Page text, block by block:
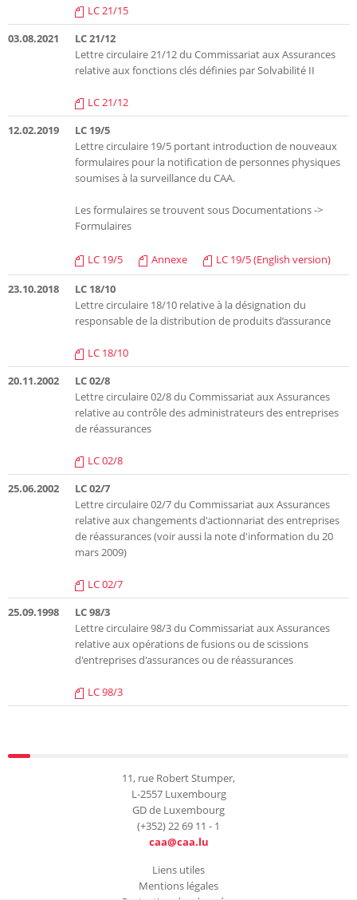
LC 21/15
03.08.2021
LC 21/12
Lettre circulaire 21/12 du Commissariat aux Assurances
relative aux fonctions clés définies par Solvabilité II
LC 21/12
12.02.2019
LC 19/5
Lettre circulaire 19/5 portant introduction de nouveaux
formulaires pour la notification de personnes physiques
soumises à la surveillance du CAA.
Les formulaires se trouvent sous Documentations ->
Formulaires
LC 19/5 Annexe LC 19/5 (English version)
23.10.2018
LC 18/10
Lettre circulaire 18/10 relative à la désignation du
responsable de la distribution de produits d’assurance
LC 18/10
20.11.2002
LC 02/8
Lettre circulaire 02/8 du Commissariat aux Assurances
relative au contrôle des administrateurs des entreprises
de réassurances
LC 02/8
25.06.2002
LC 02/7
Lettre circulaire 02/7 du Commissariat aux Assurances
relative aux changements d'actionnariat des entreprises
de réassurances (voir aussi la note d'information du 20
mars 2009)
LC 02/7
25.09.1998
LC 98/3
Lettre circulaire 98/3 du Commissariat aux Assurances
relative aux opérations de fusions ou de scissions
d'entreprises d'assurances ou de réassurances
LC 98/3
11, rue Robert Stumper,
L-2557 Luxembourg
GD de Luxembourg
(+352) 22 69 11 - 1
caa@caa.lu
Liens utiles
Mentions légales